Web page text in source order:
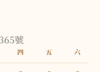
號